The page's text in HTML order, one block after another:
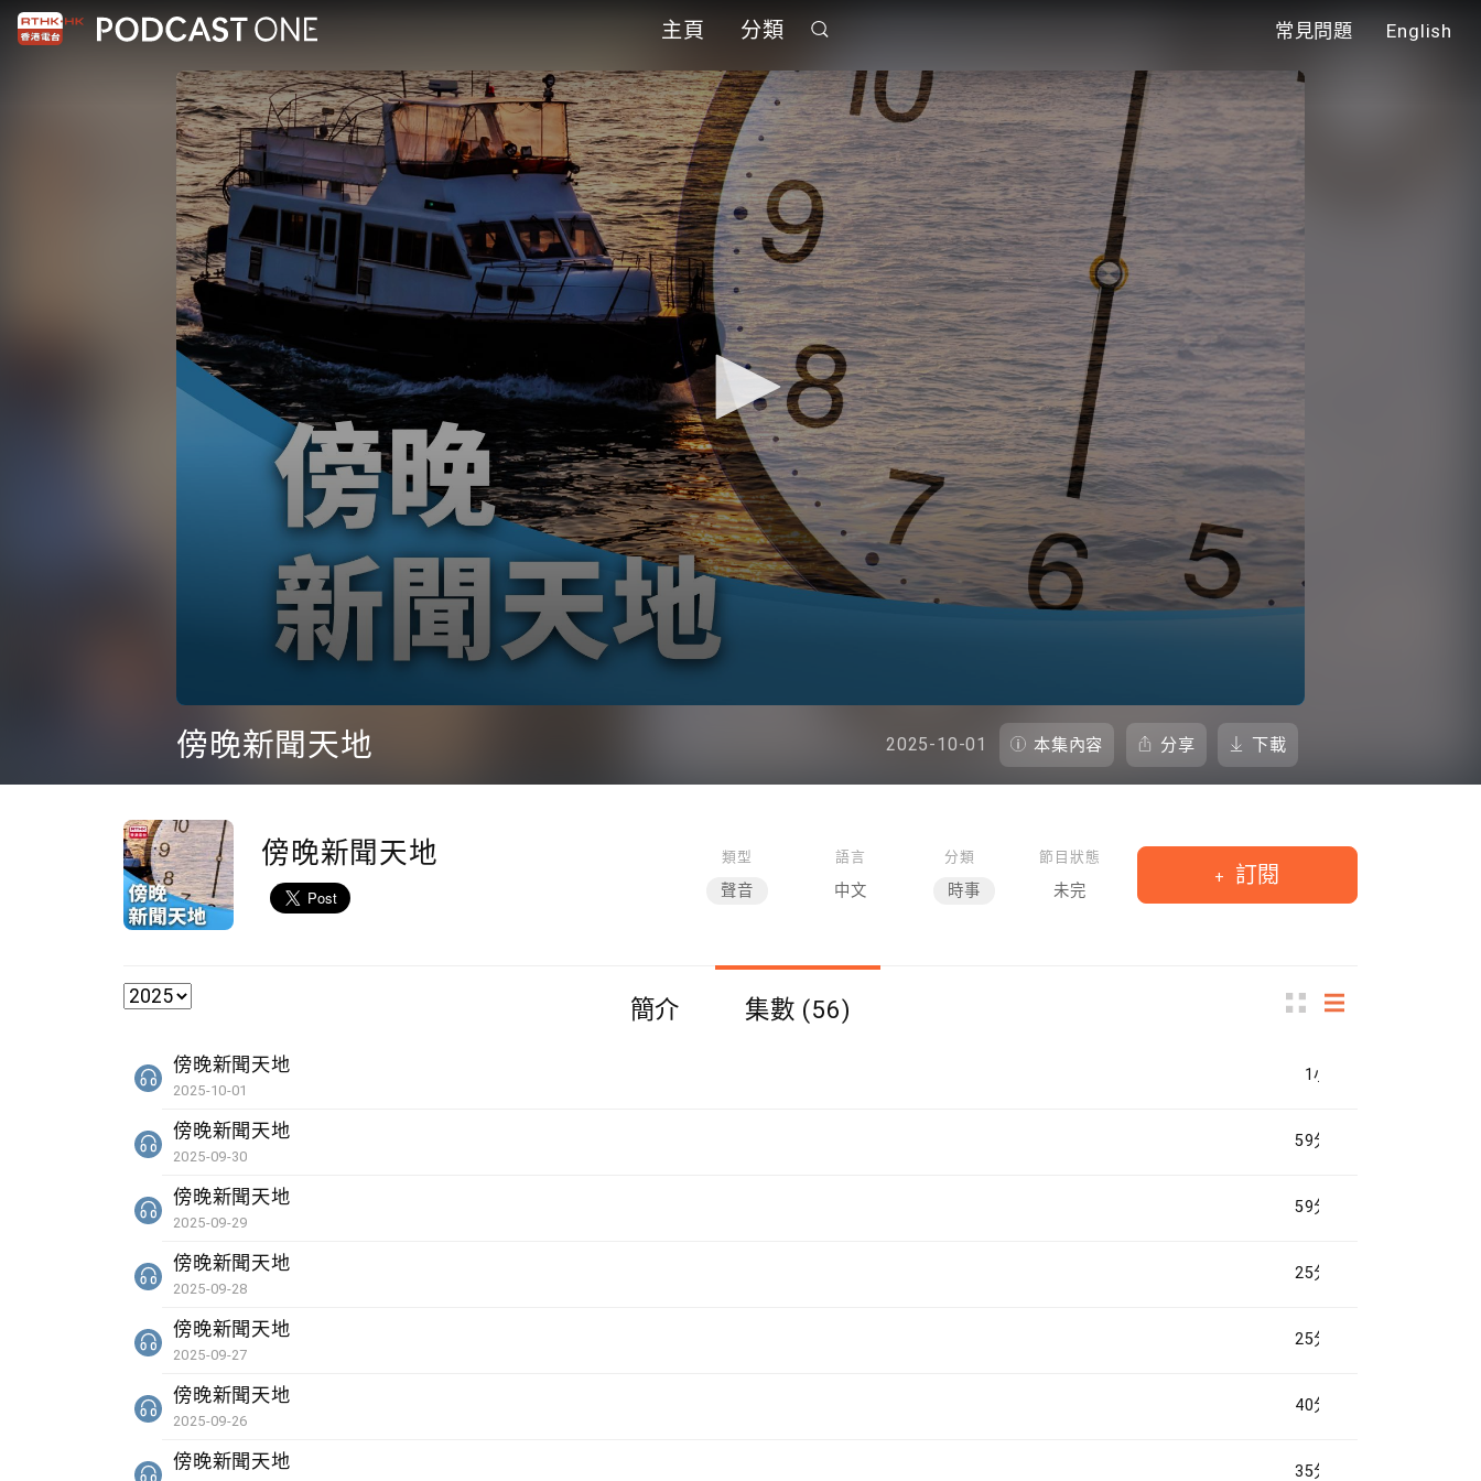
主頁 分類 常見問題 English
seconds
of
hour,
90%
傍晚新聞天地 2025-10-01 本集內容 分享 下載
傍晚新聞天地 類型
聲音
語言
中文
分類
時事
節目狀態
未完
訂閱
簡介 集數 (56)
1小時
傍晚新聞天地
2025-10-01
59分鐘
傍晚新聞天地
2025-09-30
59分鐘
傍晚新聞天地
2025-09-29
25分鐘
傍晚新聞天地
2025-09-28
25分鐘
傍晚新聞天地
2025-09-27
40分鐘
傍晚新聞天地
2025-09-26
35分鐘
傍晚新聞天地